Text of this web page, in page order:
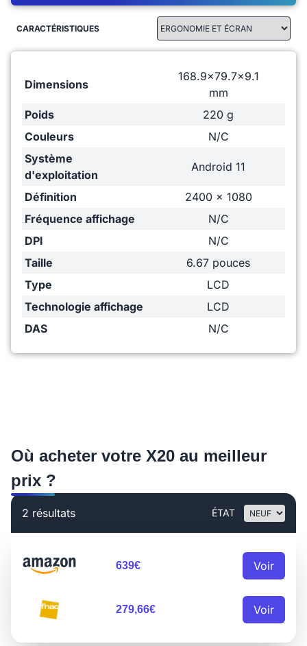
CARACTÉRISTIQUES
Dimensions
168.9x79.7x9.1
mm
Poids
220 g
Couleurs
N/C
Système
d'exploitation
Android 11
Définition
2400 x 1080
Fréquence affichage
N/C
DPI
N/C
Taille
6.67 pouces
Type
LCD
Technologie affichage
LCD
DAS
N/C
Où acheter votre X20 au meilleur
prix ?
2 résultats ÉTAT
639€ Voir
279,66€ Voir